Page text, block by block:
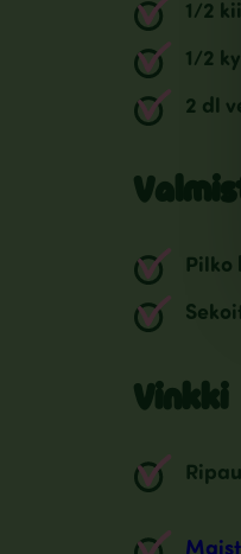
1/2
1/2
2 dl
Pilko
Vinkki